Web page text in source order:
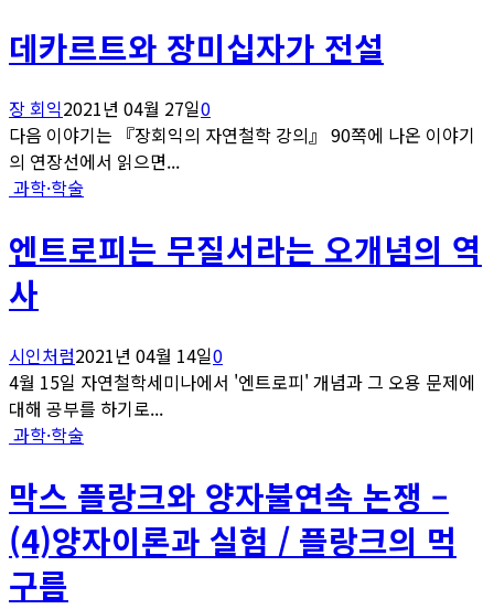
데카르트와 장미십자가 전설
장 회익2021년 04월 27일0
다음 이야기는 『장회익의 자연철학 강의』 90쪽에 나온 이야기
의 연장선에서 읽으면...
과학·학술
엔트로피는 무질서라는 오개념의 역
사
시인처럼2021년 04월 14일0
4월 15일 자연철학세미나에서 '엔트로피' 개념과 그 오용 문제에
대해 공부를 하기로...
과학·학술
막스 플랑크와 양자불연속 논쟁 –
(4)양자이론과 실험 / 플랑크의 먹
구름